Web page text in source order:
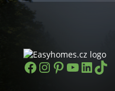
https://
Instagram
Pinterest
YouTube